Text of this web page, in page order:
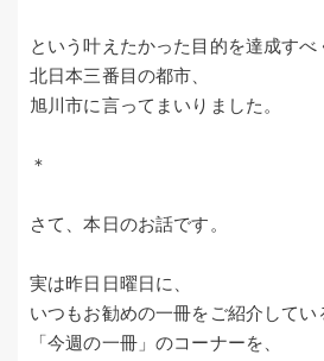
という叶えたかった目的を達成すべ
北日本三番目の都市、
旭川市に言ってまいりました。
＊
さて、本日のお話です。
実は昨日日曜日に、
いつもお勧めの一冊をご紹介してい
「今週の一冊」のコーナーを、